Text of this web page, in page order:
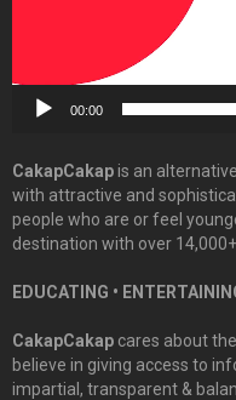
00:00
CakapCakapis an
with attractive and
people who are or feel
destination with over
EDUCATING •
CakapCakap cares about
believe in giving access to
impartial, transparent &